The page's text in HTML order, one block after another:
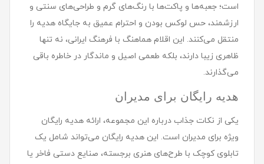
است؛ جعبه‌ها و پاکت‌ها با رنگ‌های گرم و طراحی‌های سنتی و
ارزشمند، حس لوکس بودن و احترام عمیق به جایگاه هدیه را
منتقل می‌کنند. این اقلام هماهنگ با فرهنگ ایرانی، نه تنها
ظاهری زیبا دارند، بلکه طعمی اصیل و ماندگار در خاطره باقی
می‌گذارند.
هدیه رایگان برای مدیران
یکی از نکات جذاب درباره این مجموعه، ارائه هدیه رایگان
ویژه برای مدیران است. این هدیه رایگان می‌تواند شامل یک
تابلوی کوچک با طرح‌های هنری برجسته، صنایع دستی فاخر یا